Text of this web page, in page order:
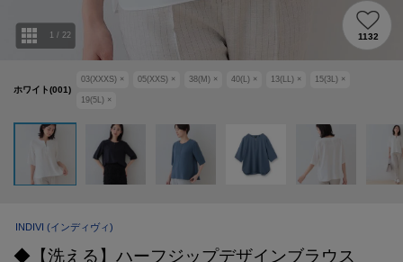
ホワイト(001)
03(XXXS) × 05(XXS) × 38(M) × 40(L) × 13(LL) × 15(3L) ×
19(5L) ×
1 / 22 1132
INDIVI (インディヴィ)
◆【洗える】ハーフジップデザインブラウス